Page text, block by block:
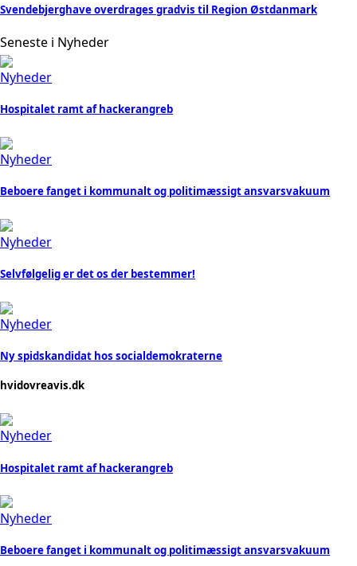
Svendebjerghave overdrages gradvis til Region Østdanmark
Seneste i Nyheder
Nyheder
Hospitalet ramt af hackerangreb
Nyheder
Beboere fanget i kommunalt og politimæssigt ansvarsvakuum
Nyheder
Selvfølgelig er det os der bestemmer!
Nyheder
Ny spidskandidat hos socialdemokraterne
hvidovreavis.dk
Nyheder
Hospitalet ramt af hackerangreb
Nyheder
Beboere fanget i kommunalt og politimæssigt ansvarsvakuum